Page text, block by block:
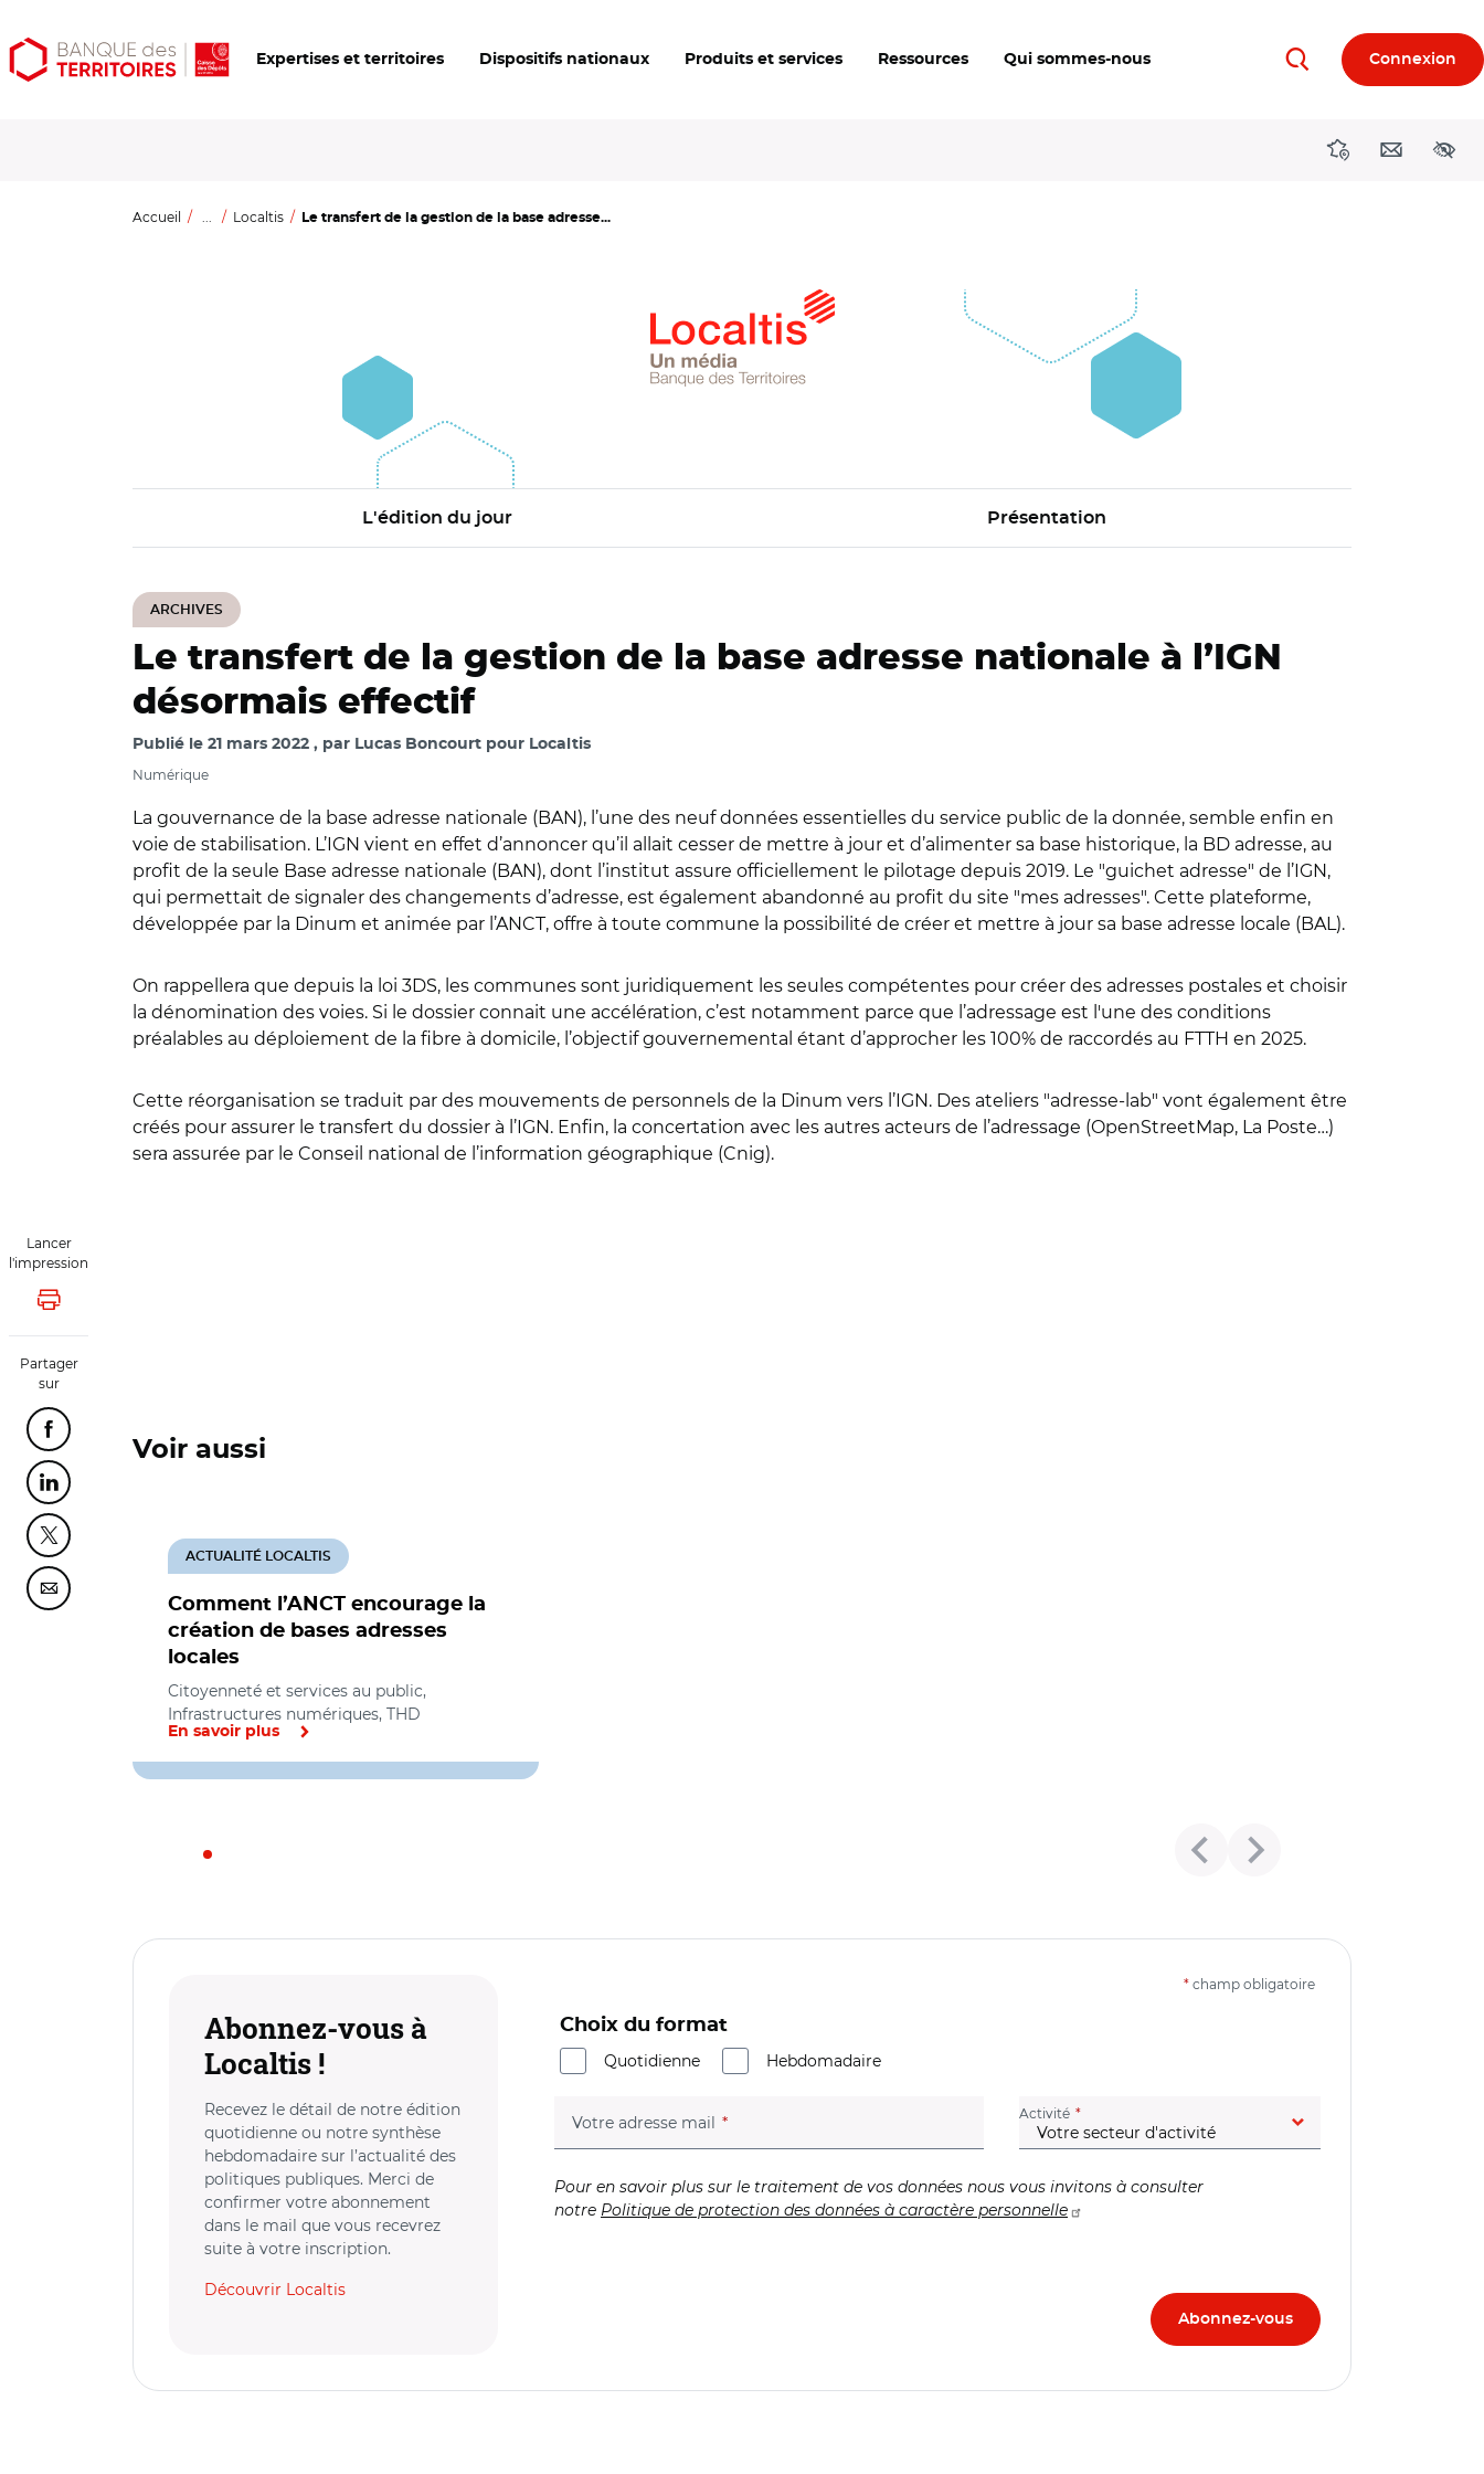
Aller
au
Aller
au
Ouvrir
les
Expertises et territoires Dispositifs nationaux Produits et services Ressources Qui sommes-nous RechercherConnexion
DirectionsContact
Accueil ... Localtis Le transfert de la gestion de la base adresse...
L'édition du jour Présentation
ARCHIVES
Lancer
l'impression
Lancer l'impression
Partager
sur
Partager cette page sur Facebook
Partager cette page sur Linkedin
Partager cette page sur Twitter
Partager cette page sur Courriel
Le transfert de la gestion de la base adresse nationale à l’IGN
désormais effectif
Publié le 21 mars 2022 par Lucas Boncourt pour Localtis
Numérique
La gouvernance de la base adresse nationale (BAN), l’une des neuf données essentielles du service public de la donnée, semble enfin en
voie de stabilisation. L’IGN vient en effet d’annoncer qu’il allait cesser de mettre à jour et d’alimenter sa base historique, la BD adresse, au
profit de la seule Base adresse nationale (BAN), dont l’institut assure officiellement le pilotage depuis 2019. Le "guichet adresse" de l’IGN,
qui permettait de signaler des changements d’adresse, est également abandonné au profit du site "mes adresses". Cette plateforme,
développée par la Dinum et animée par l’ANCT, offre à toute commune la possibilité de créer et mettre à jour sa base adresse locale (BAL).
On rappellera que depuis la loi 3DS, les communes sont juridiquement les seules compétentes pour créer des adresses postales et choisir
la dénomination des voies. Si le dossier connait une accélération, c’est notamment parce que l’adressage est l'une des conditions
préalables au déploiement de la fibre à domicile, l’objectif gouvernemental étant d’approcher les 100% de raccordés au FTTH en 2025.
Cette réorganisation se traduit par des mouvements de personnels de la Dinum vers l’IGN. Des ateliers "adresse-lab" vont également être
créés pour assurer le transfert du dossier à l’IGN. Enfin, la concertation avec les autres acteurs de l’adressage (OpenStreetMap, La Poste…)
sera assurée par le Conseil national de l’information géographique (Cnig).
Voir aussi
Comment l’ANCT encourage la
création de bases adresses
locales
ACTUALITÉ LOCALTIS
Citoyenneté et services au public,
Infrastructures numériques, THD
En savoir plus
Abonnez-vous à
Localtis !
Recevez le détail de notre édition
quotidienne ou notre synthèse
hebdomadaire sur l’actualité des
politiques publiques. Merci de
confirmer votre abonnement
dans le mail que vous recevrez
suite à votre inscription.
Découvrir Localtis
* champ obligatoire
Choix du format
Quotidienne
Hebdomadaire
Votre adresse mail (champ obligatoire) Activité (champ obligatoire)
Pour en savoir plus sur le traitement de vos données nous vous invitons à consulter
notre Politique de protection des données à caractère personnelle